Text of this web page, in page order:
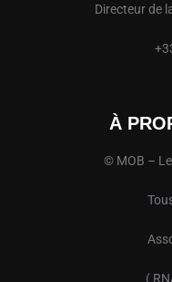
Directeur de
À
© MOB –
(